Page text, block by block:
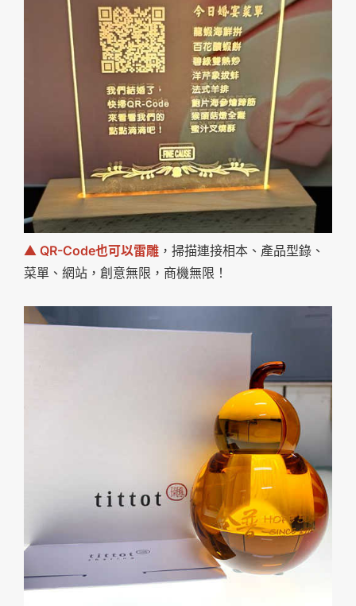
▲ QR-Code也可以雷雕 ，掃描連接相本、產品型錄、
菜單、網站，創意無限，商機無限！